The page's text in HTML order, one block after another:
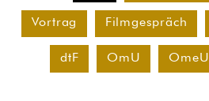
Vortrag Filmgespräch
dtF OmU OmeU